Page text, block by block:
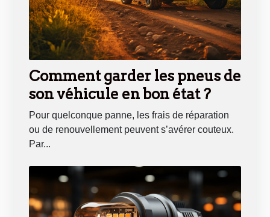
Comment garder les pneus de
son véhicule en bon état ?
Pour quelconque panne, les frais de réparation
ou de renouvellement peuvent s’avérer couteux.
Par...